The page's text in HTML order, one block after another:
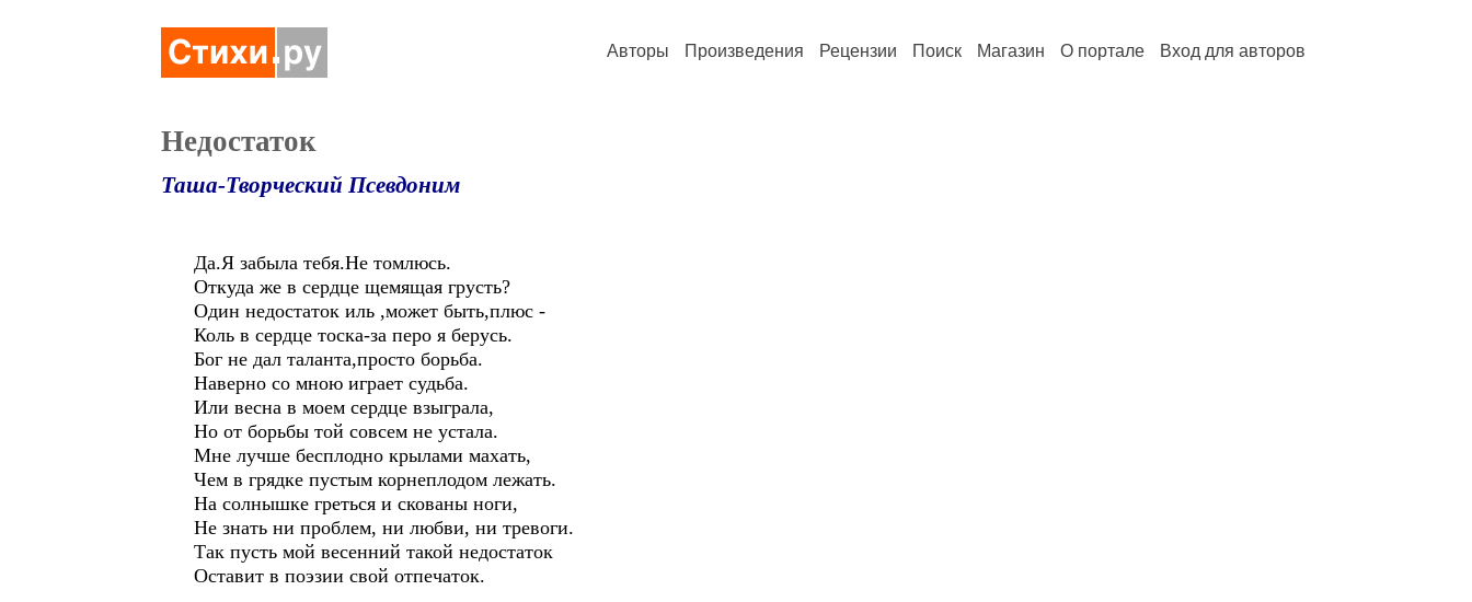
Авторы Произведения Рецензии Поиск Магазин О портале Вход для авторов
Недостаток
Таша-Творческий Псевдоним
Да.Я забыла тебя.Не томлюсь.
Откуда же в сердце щемящая грусть?
Один недостаток иль ,может быть,плюс -
Коль в сердце тоска-за перо я берусь.
Бог не дал таланта,просто борьба.
Наверно со мною играет судьба.
Или весна в моем сердце взыграла,
Но от борьбы той совсем не устала.
Мне лучше бесплодно крылами махать,
Чем в грядке пустым корнеплодом лежать.
На солнышке греться и скованы ноги,
Не знать ни проблем, ни любви, ни тревоги.
Так пусть мой весенний такой недостаток
Оставит в поэзии свой отпечаток.